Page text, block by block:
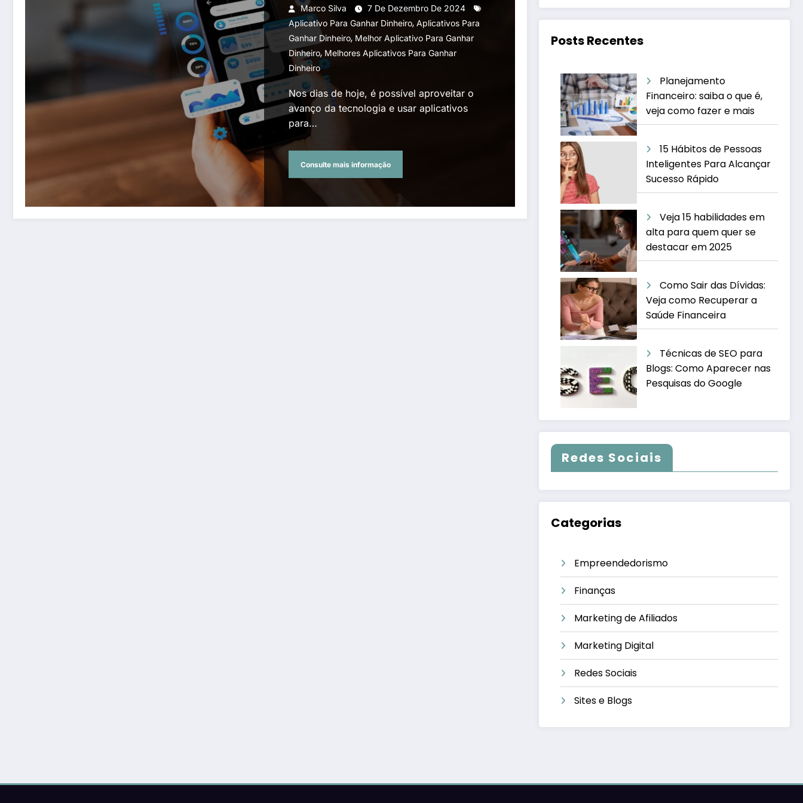
Marco Silva
7 De Dezembro De 2024
Aplicativo Para Ganhar Dinheiro, Aplicativos Para
Ganhar Dinheiro, Melhor Aplicativo Para Ganhar
Dinheiro, Melhores Aplicativos Para Ganhar
Dinheiro
Nos dias de hoje, é possível aproveitar o
avanço da tecnologia e usar aplicativos
para…
Consulte mais informação
Posts Recentes
Planejamento
Financeiro: saiba o que é,
veja como fazer e mais
15 Hábitos de Pessoas
Inteligentes Para Alcançar
Sucesso Rápido
Veja 15 habilidades em
alta para quem quer se
destacar em 2025
Como Sair das Dívidas:
Veja como Recuperar a
Saúde Financeira
Técnicas de SEO para
Blogs: Como Aparecer nas
Pesquisas do Google
Redes Sociais
Categorias
Empreendedorismo
Finanças
Marketing de Afiliados
Marketing Digital
Redes Sociais
Sites e Blogs